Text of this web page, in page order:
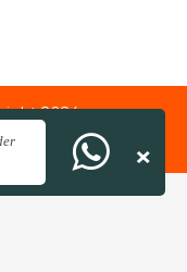
2024
×